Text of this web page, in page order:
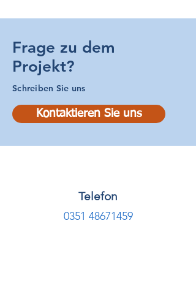
Frage zu dem
Projekt?
Schreiben Sie uns
Kontaktieren Sie uns
Telefon
0351 48671459